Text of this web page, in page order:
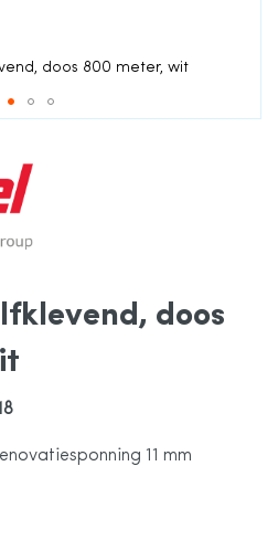
doos
11 mm
doos 800 meter, wit